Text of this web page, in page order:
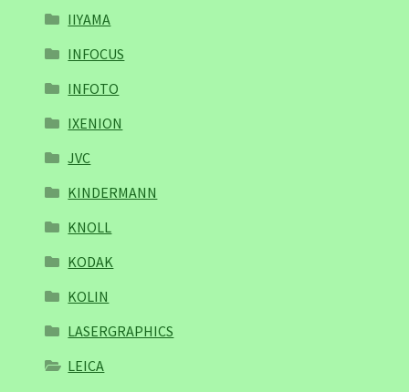
IIYAMA
INFOCUS
INFOTO
IXENION
JVC
KINDERMANN
KNOLL
KODAK
KOLIN
LASERGRAPHICS
LEICA